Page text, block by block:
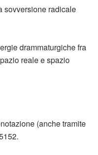
sovversione radicale
drammaturgichefra
reale e spazio
(anche tramite